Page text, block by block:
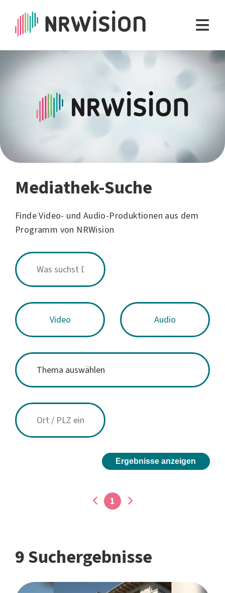
Mediathek-Suche
Finde Video- und Audio-Produktionen aus dem
Programm von NRWision
Video Audio
Ergebnisse anzeigen
1
9 Suchergebnisse